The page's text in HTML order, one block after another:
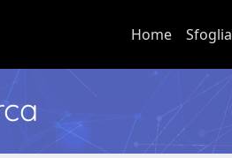
Home Sfoglia